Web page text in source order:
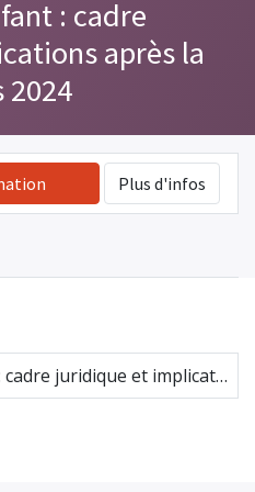
: cadre
après la
2024
Plus d'infos
L'audition de l'enfant : cadre juridique et implications après la loi du 27/28 mars 2024